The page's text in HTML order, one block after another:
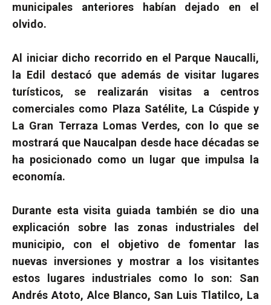
municipales anteriores habían dejado en el
olvido.
Al iniciar dicho recorrido en el Parque Naucalli,
la Edil destacó que además de visitar lugares
turísticos, se realizarán visitas a centros
comerciales como Plaza Satélite, La Cúspide y
La Gran Terraza Lomas Verdes, con lo que se
mostrará que Naucalpan desde hace décadas se
ha posicionado como un lugar que impulsa la
economía.
Durante esta visita guiada también se dio una
explicación sobre las zonas industriales del
municipio, con el objetivo de fomentar las
nuevas inversiones y mostrar a los visitantes
estos lugares industriales como lo son: San
Andrés Atoto, Alce Blanco, San Luis Tlatilco, La